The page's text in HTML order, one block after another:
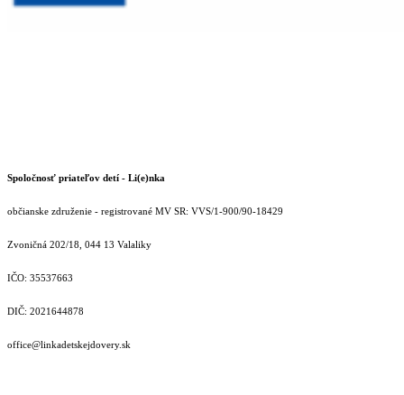
Spoločnosť priateľov detí - Li(e)nka
občianske združenie - registrované MV SR: VVS/1-900/90-18429
Zvoničná 202/18, 044 13 Valaliky
IČO: 35537663
DIČ: 2021644878
office@linkadetskejdovery.sk